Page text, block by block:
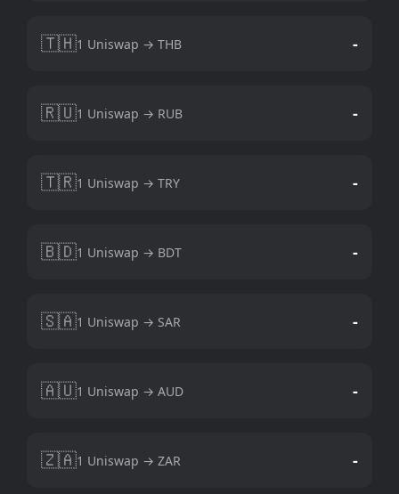
🇹🇭1 Uniswap → THB -
🇷🇺1 Uniswap → RUB -
🇹🇷1 Uniswap → TRY -
🇧🇩1 Uniswap → BDT -
🇸🇦1 Uniswap → SAR -
🇦🇺1 Uniswap → AUD -
🇿🇦1 Uniswap → ZAR -